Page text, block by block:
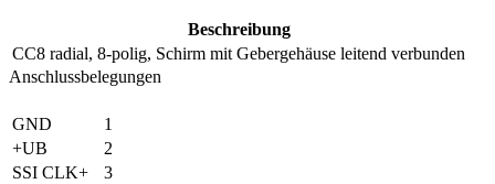
Beschreibung
CC8 radial, 8-polig, Schirm mit Gebergehäuse leitend verbunden
Anschlussbelegungen
GND
1
+UB
2
SSI CLK+
3